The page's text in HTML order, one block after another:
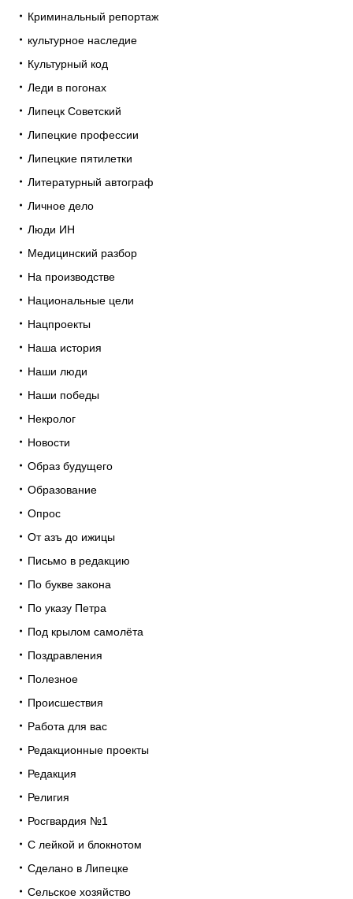
Криминальный репортаж
культурное наследие
Культурный код
Леди в погонах
Липецк Советский
Липецкие профессии
Липецкие пятилетки
Литературный автограф
Личное дело
Люди ИН
Медицинский разбор
На производстве
Национальные цели
Нацпроекты
Наша история
Наши люди
Наши победы
Некролог
Новости
Образ будущего
Образование
Опрос
От азъ до ижицы
Письмо в редакцию
По букве закона
По указу Петра
Под крылом самолёта
Поздравления
Полезное
Происшествия
Работа для вас
Редакционные проекты
Редакция
Религия
Росгвардия №1
С лейкой и блокнотом
Сделано в Липецке
Сельское хозяйство